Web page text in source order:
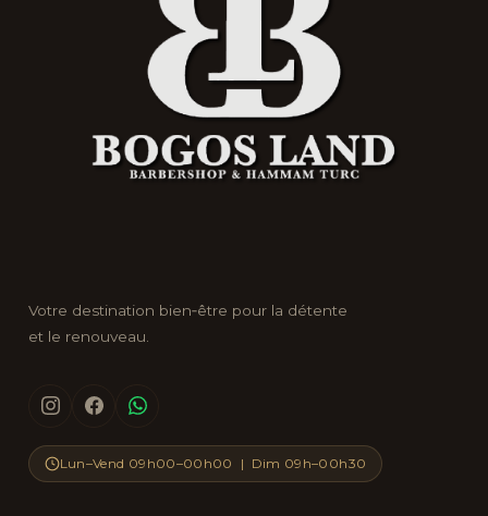
Votre destination bien‑être pour la détente
et le renouveau.
Lun–Vend 09h00–00h00 | Dim 09h–00h30